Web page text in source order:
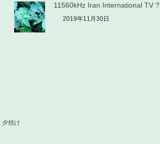
11560kHz Iran International TV ?
2019年11月30日
夕焼け